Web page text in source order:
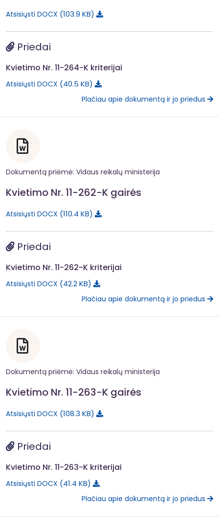
Atsisiųsti DOCX 103.9 KB
Priedai
Kvietimo Nr. 11-264-K kriterijai
Atsisiųsti DOCX 40.5 KB
Plačiau apie dokumentą ir jo priedus
Dokumentą priėmė: Vidaus reikalų ministerija
Kvietimo Nr. 11-262-K gairės
Atsisiųsti DOCX 110.4 KB
Priedai
Kvietimo Nr. 11-262-K kriterijai
Atsisiųsti DOCX 42.2 KB
Plačiau apie dokumentą ir jo priedus
Dokumentą priėmė: Vidaus reikalų ministerija
Kvietimo Nr. 11-263-K gairės
Atsisiųsti DOCX 108.3 KB
Priedai
Kvietimo Nr. 11-263-K kriterijai
Atsisiųsti DOCX 41.4 KB
Plačiau apie dokumentą ir jo priedus